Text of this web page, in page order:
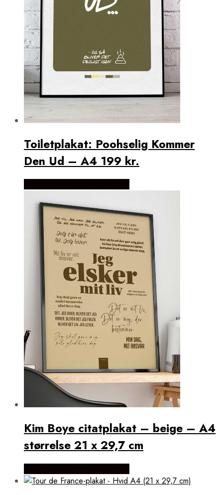
Toiletplakat: Poohselig Kommer
Den Ud – A4 199 kr.
Kim Boye citatplakat – beige – A4
størrelse 21 x 29,7 cm